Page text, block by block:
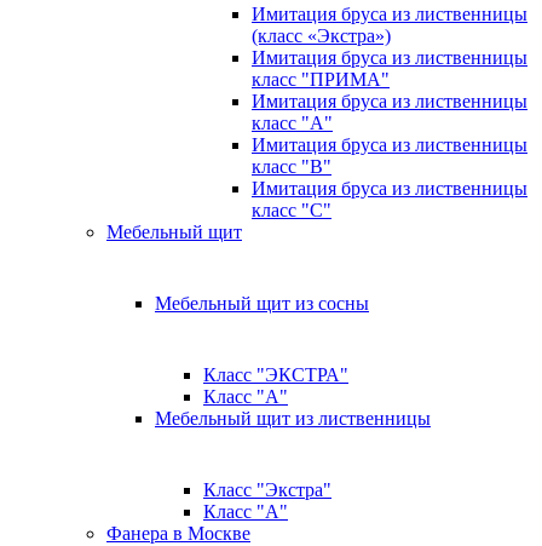
Имитация бруса из лиственницы
(класс «Экстра»)
Имитация бруса из лиственницы
класс "ПРИМА"
Имитация бруса из лиственницы
класс "А"
Имитация бруса из лиственницы
класс "B"
Имитация бруса из лиственницы
класс "C"
Мебельный щит
Мебельный щит из сосны
Класс "ЭКСТРА"
Класс "А"
Мебельный щит из лиственницы
Класс "Экстра"
Класс "А"
Фанера в Москве